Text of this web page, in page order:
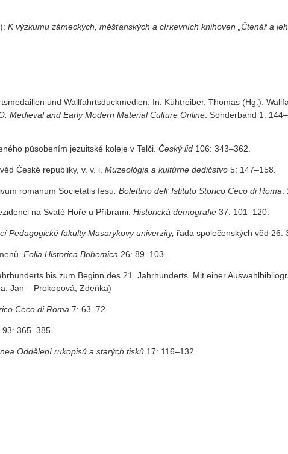
K výzkumu zámeckých, měšťanských a církevních knihoven „Čtenář a
und Wallfahrtsduckmedien. In: Kühtreiber, Thomas (Hg.):
Medieval and Early Modern Material Culture Online . Sonderband 1:
působením jezuitské koleje v Telči. Český lid 106: 343–362.
České republiky, v. v. i. Muzeológia a kultúrne dedičstvo 5: 147–158.
romanum Societatis Iesu Bolettino dell’ Istituto Storico Ceco di Roma:
na Svaté Hoře u Příbrami. Historická demografie 37: 101–120.
Pedagogické fakulty Masarykovy univerzity, řada společenských věd 26:
Folia Historica Bohemica 26: 89–103.
bis zum Beginn des 21. Jahrhunderts. Mit einer
Jan – Prokopová, Zdeňka)
Ceco di Roma 7: 63–72.
93: 365–385.
Oddělení rukopisů a starých tisků 17: 116–132.